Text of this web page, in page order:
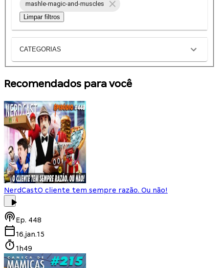
mashle-magic-and-muscles
Limpar filtros
CATEGORIAS
Recomendados para você
NerdCastO cliente tem sempre razão. Ou não!
Ep. 448
16.jan.15
1h49